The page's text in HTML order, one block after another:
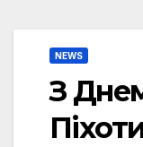
NEWS
З